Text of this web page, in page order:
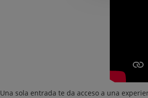
Una sola entrada te da acceso a una